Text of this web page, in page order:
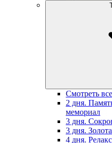
Смотреть
2 дня.
мемориал
3 дня.
3 дня.
4 дня.